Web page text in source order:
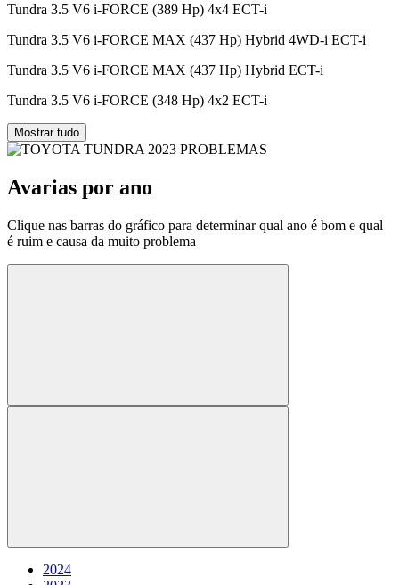
Tundra 3.5 V6 i-FORCE (389 Hp) 4x4 ECT-i
Tundra 3.5 V6 i-FORCE MAX (437 Hp) Hybrid 4WD-i ECT-i
Tundra 3.5 V6 i-FORCE MAX (437 Hp) Hybrid ECT-i
Tundra 3.5 V6 i-FORCE (348 Hp) 4x2 ECT-i
Mostrar tudo
Avarias por ano
Clique nas barras do gráfico para determinar qual ano é bom e qual
é ruim e causa da muito problema
2024